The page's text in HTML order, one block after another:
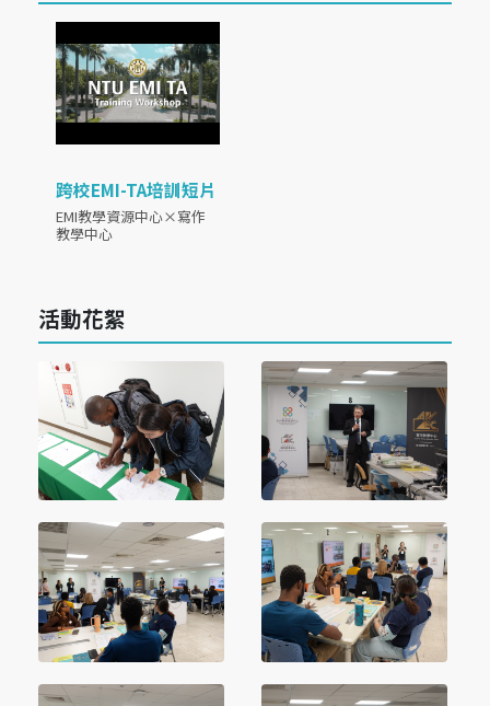
跨校EMI-TA培訓短片
EMI教學資源中心×寫作
教學中心
活動花絮